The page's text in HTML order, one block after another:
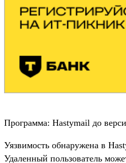
Программа: Hastymail до
Уязвимость обнаружена в
Удаленный пользователь